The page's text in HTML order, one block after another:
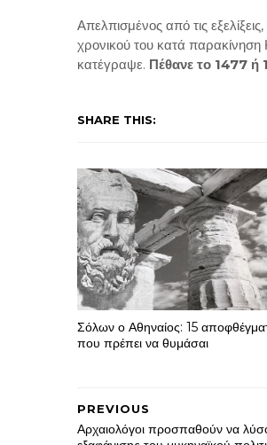
Απελπισμένος από τις
χρονικού του κατά
κατέγραψε. Πέθανε το 1477 ή
SHARE THIS:
Σόλων ο Αθηναίος: 15
που πρέπει να θυμάσαι
PREVIOUS
Αρχαιολόγοι προσπαθούν να